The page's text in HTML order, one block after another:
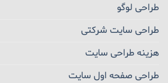
طراحی لوگو
طراحی سایت شرکتی
هزینه طراحی سایت
طراحی صفحه اول سایت